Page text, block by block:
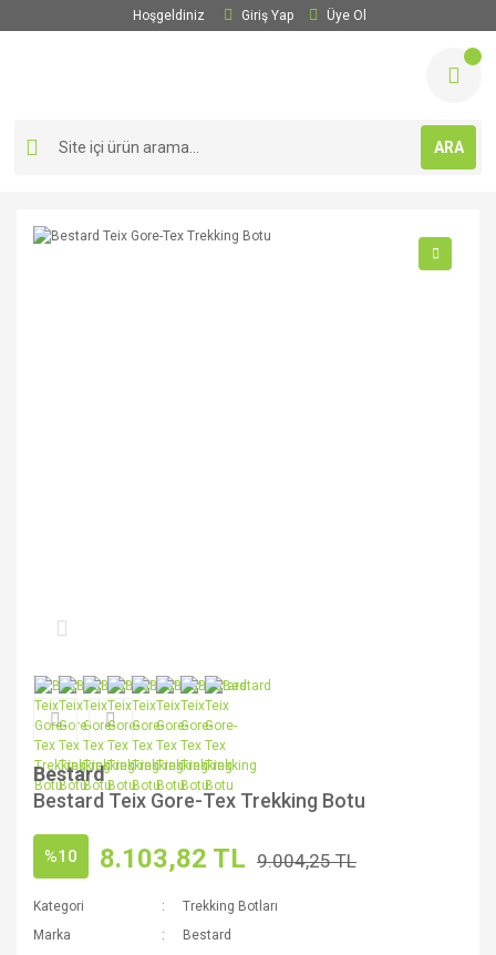
Hoşgeldiniz Giriş Yap Üye Ol
ARA
Bestard
Bestard Teix Gore-Tex Trekking Botu
%10 8.103,82 TL 9.004,25 TL
Kategori
Trekking Botları
Marka
Bestard